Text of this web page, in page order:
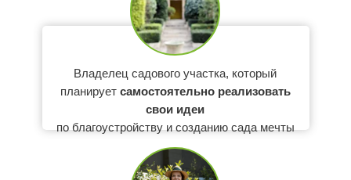
Владелец садового участка, который
планирует самостоятельно реализовать
свои идеи
по благоустройству и созданию сада мечты